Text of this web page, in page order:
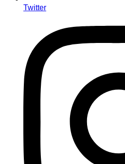
Twitter